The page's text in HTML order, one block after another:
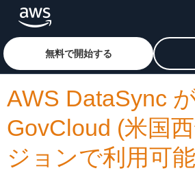
メインコンテンツに移動
アマゾン ウェブ サービスのホ
無料で開始する
AWS DataSync
GovCloud (米国
ジョンで利用可